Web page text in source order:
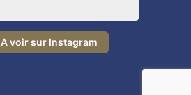
A voir sur Instagram